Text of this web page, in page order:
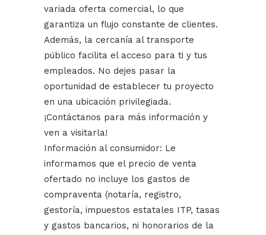
variada oferta comercial, lo que
garantiza un flujo constante de clientes.
Además, la cercanía al transporte
público facilita el acceso para ti y tus
empleados. No dejes pasar la
oportunidad de establecer tu proyecto
en una ubicación privilegiada.
¡Contáctanos para más información y
ven a visitarla!
Información al consumidor: Le
informamos que el precio de venta
ofertado no incluye los gastos de
compraventa (notaría, registro,
gestoría, impuestos estatales ITP, tasas
y gastos bancarios, ni honorarios de la